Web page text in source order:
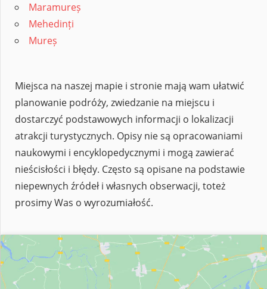
Maramureș
Mehedinți
Mureș
Miejsca na naszej mapie i stronie mają wam ułatwić
planowanie podróży, zwiedzanie na miejscu i
dostarczyć podstawowych informacji o lokalizacji
atrakcji turystycznych. Opisy nie są opracowaniami
naukowymi i encyklopedycznymi i mogą zawierać
nieścisłości i błędy. Często są opisane na podstawie
niepewnych źródeł i własnych obserwacji, toteż
prosimy Was o wyrozumiałość.